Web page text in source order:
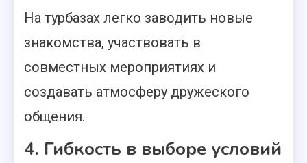
На турбазах легко заводить новые
знакомства, участвовать в
совместных мероприятиях и
создавать атмосферу дружеского
общения.
4. Гибкость в выборе условий